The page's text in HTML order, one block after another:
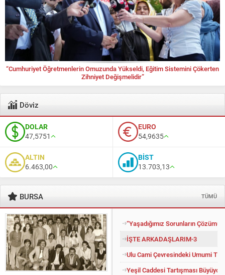
“Cumhuriyet Öğretmenlerin Omuzunda Yükseldi, Eğitim Sistemini Çökerten
Zihniyet Değişmelidir”
Döviz
DOLAR
47,5751
EURO
54,9635
ALTIN
6.463,00
BİST
13.703,13
BURSA TÜMÜ
“Yaşadığımız Sorunların
İŞTE ARKADAŞLARIM-3
Ulu Cami Çevresindeki Umumi
Yeşil Caddesi Tartışması Büyüyor